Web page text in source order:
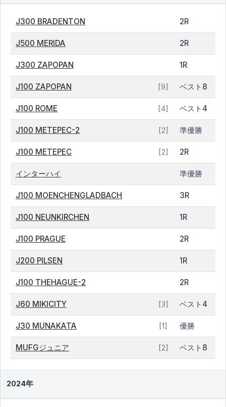
J300 BRADENTON 2R
J500 MERIDA 2R
J300 ZAPOPAN 1R
J100 ZAPOPAN [9] ベスト8
J100 ROME [4] ベスト4
J100 METEPEC-2 [2] 準優勝
J100 METEPEC [2] 2R
インターハイ 準優勝
J100 MOENCHENGLADBACH 3R
J100 NEUNKIRCHEN 1R
J100 PRAGUE 2R
J200 PILSEN 1R
J100 THEHAGUE-2 2R
J60 MIKICITY [3] ベスト4
J30 MUNAKATA [1] 優勝
MUFGジュニア [2] ベスト8
2024年